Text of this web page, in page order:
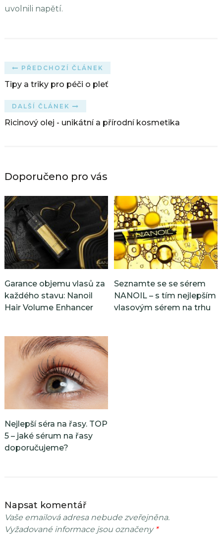
uvolnili napětí.
PŘEDCHOZÍ ČLÁNEK
Tipy a triky pro péči o pleť
DALŠÍ ČLÁNEK
Ricinový olej - unikátní a přírodní kosmetika
Doporučeno pro vás
Garance objemu vlasů za
každého stavu: Nanoil
Hair Volume Enhancer
Seznamte se se sérem
NANOIL – s tím nejlepším
vlasovým sérem na trhu
Nejlepší séra na řasy. TOP
5 – jaké sérum na řasy
doporučujeme?
Napsat komentář
Vaše emailová adresa nebude zveřejněna.
Vyžadované informace jsou označeny *